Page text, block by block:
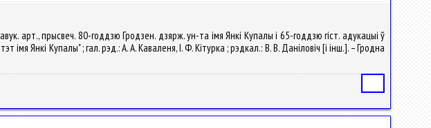
арт., прысвеч. 80-годдзю Гродзен. дзярж. ун-та імя Янкі Купалы і 65-годдзю гіст. адукацыі ў
Янкі Купалы" ; гал. рэд.: А. А. Каваленя, І. Ф. Кітурка ; рэдкал.: В. В. Даніловіч [і інш.]. – Гродна